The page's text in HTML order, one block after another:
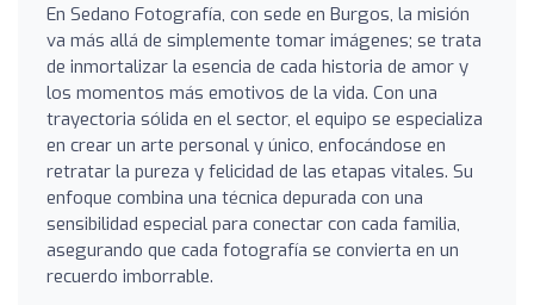
En Sedano Fotografía, con sede en Burgos, la misión
va más allá de simplemente tomar imágenes; se trata
de inmortalizar la esencia de cada historia de amor y
los momentos más emotivos de la vida. Con una
trayectoria sólida en el sector, el equipo se especializa
en crear un arte personal y único, enfocándose en
retratar la pureza y felicidad de las etapas vitales. Su
enfoque combina una técnica depurada con una
sensibilidad especial para conectar con cada familia,
asegurando que cada fotografía se convierta en un
recuerdo imborrable.